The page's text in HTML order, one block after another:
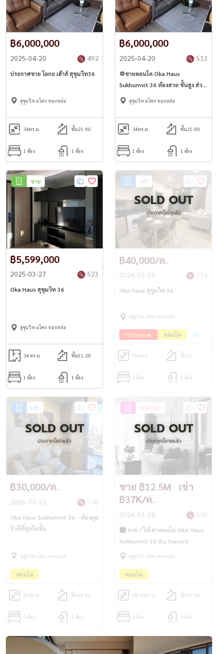
฿6,000,000
2025-04-20 492
ประกาศขาย โอกะ เฮ้าส์ สุขุมวิท36
สุขุมวิท อโศก ทองหล่อ
34ตร.ม. ชั้น21-50
1 ห้อง 1 ห้อง
฿6,000,000
2025-04-20 513
💢ขายคอนโด Oka Haus
Sukhumvit 36 ห้องสวย ชั้นสูง ส่วน
กลางวิวเจ้าพระยา💢
สุขุมวิท อโศก ทองหล่อ
34ตร.ม. ชั้น21-50
1 ห้อง 1 ห้อง
ขาย
฿5,599,000
2025-03-27 523
Oka Haus สุขุมวิท 36
สุขุมวิท อโศก ทองหล่อ
34 ตร.ม. ชั้น11-20
1 ห้อง 1 ห้อง
เช่า
SOLD OUT
ประกาศนี้เช่าแล้ว
฿40,000/ด.
2026-03-23 376
Oka Haus สุขุมวิท 36
สุขุมวิท อโศก ทองหล่อ
HotDeal🔥 คอนโด เช่า
50ตร.ม. ชั้น37
2 ห้อง 2 ห้อง
เช่า
SOLD OUT
ประกาศนี้เช่าแล้ว
฿30,000/ด.
2026-03-23 340
Oka Haus Sukhumvit 36 – ห้องมุม
วิวดีที่สุดในชั้น
สุขุมวิท อโศก ทองหล่อ
คอนโด
41 ตร.ม. ชั้น21-50
2 ห้อง 1 ห้อง
ขาย/เช่า
SOLD OUT
ประกาศนี้ขายแล้ว
ขาย ฿12.5M
เช่า
฿37K/ด.
2026-03-18 342
🏙️ ขาย / ให้เช่าคอนโด OKA Haus
Sukhumvit 36 (by Sansiri)
สุขุมวิท อโศก ทองหล่อ
คอนโด
49.25ตร.ม. ชั้น21-50
2 ห้อง 2 ห้อง